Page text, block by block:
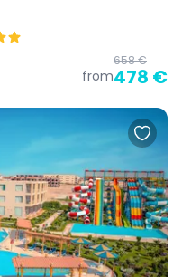
from
658 €
478 €